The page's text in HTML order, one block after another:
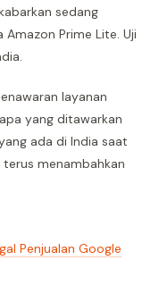
sedang
Prime Lite. Uji
layanan
yang ditawarkan
ada di India saat
menambahkan
Penjualan Google